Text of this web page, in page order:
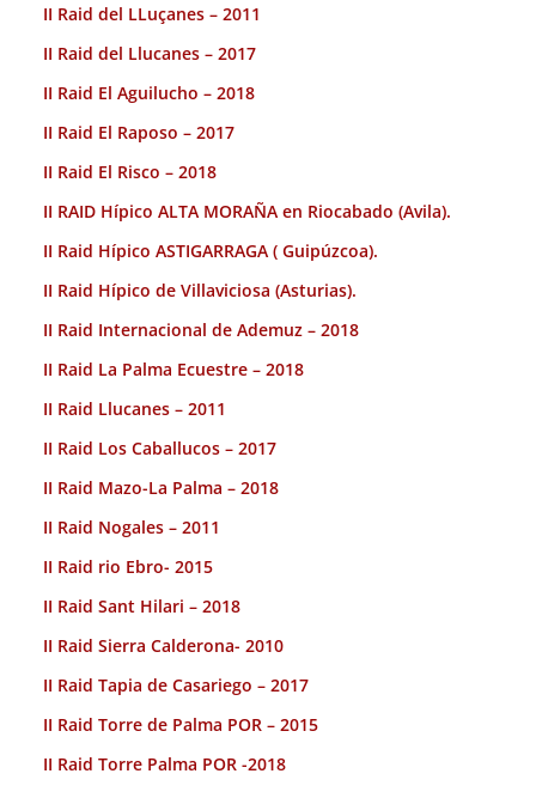
II Raid del LLuçanes – 2011
II Raid del Llucanes – 2017
II Raid El Aguilucho – 2018
II Raid El Raposo – 2017
II Raid El Risco – 2018
II RAID Hípico ALTA MORAÑA en Riocabado (Avila).
II Raid Hípico ASTIGARRAGA ( Guipúzcoa).
II Raid Hípico de Villaviciosa (Asturias).
II Raid Internacional de Ademuz – 2018
II Raid La Palma Ecuestre – 2018
II Raid Llucanes – 2011
II Raid Los Caballucos – 2017
II Raid Mazo-La Palma – 2018
II Raid Nogales – 2011
II Raid rio Ebro- 2015
II Raid Sant Hilari – 2018
II Raid Sierra Calderona- 2010
II Raid Tapia de Casariego – 2017
II Raid Torre de Palma POR – 2015
II Raid Torre Palma POR -2018